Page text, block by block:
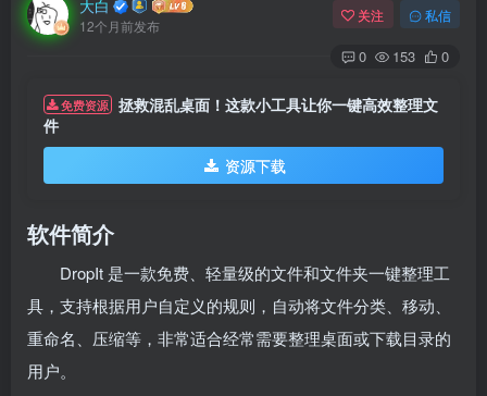
大白
12个月前发布
关注 私信
0 153 0
免费资源 拯救混乱桌面！这款小工具让你一键高效整理文
件
资源下载
软件简介
DropIt 是一款免费、轻量级的文件和文件夹一键整理工
具，支持根据用户自定义的规则，自动将文件分类、移动、
重命名、压缩等，非常适合经常需要整理桌面或下载目录的
用户。